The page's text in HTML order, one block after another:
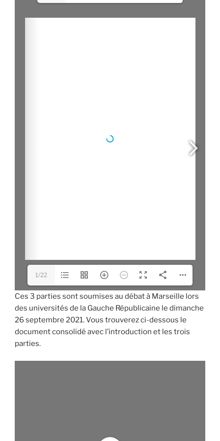
1/22
Ces 3 parties sont soumises au débat à Marseille lors
des universités de la Gauche Républicaine le dimanche
26 septembre 2021. Vous trouverez ci-dessous le
document consolidé avec l’introduction et les trois
parties.